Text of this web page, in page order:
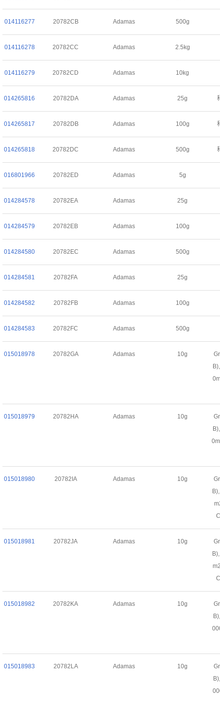
014116277 20782CB Adamas 500g
014116278 20782CC Adamas 2.5kg
014116279 20782CD Adamas 10kg
014265816 20782DA Adamas 25g
014265817 20782DB Adamas 100g
014265818 20782DC Adamas 500g
016801966 20782ED Adamas 5g
014284578 20782EA Adamas 25g
014284579 20782EB Adamas 100g
014284580 20782EC Adamas 500g
014284581 20782FA Adamas 25g
014284582 20782FB Adamas 100g
014284583 20782FC Adamas 500g
015018978 20782GA Adamas 10g
015018979 20782HA Adamas 10g
015018980 20782IA Adamas 10g
015018981 20782JA Adamas 10g
015018982 20782KA Adamas 10g
015018983 20782LA Adamas 10g